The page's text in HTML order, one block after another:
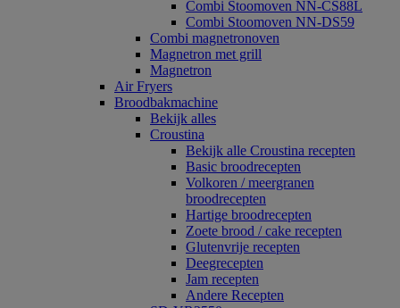
Combi Stoomoven NN-CS88L
Combi Stoomoven NN-DS59
Combi magnetronoven
Magnetron met grill
Magnetron
Air Fryers
Broodbakmachine
Bekijk alles
Croustina
Bekijk alle Croustina recepten
Basic broodrecepten
Volkoren / meergranen
broodrecepten
Hartige broodrecepten
Zoete brood / cake recepten
Glutenvrije recepten
Deegrecepten
Jam recepten
Andere Recepten